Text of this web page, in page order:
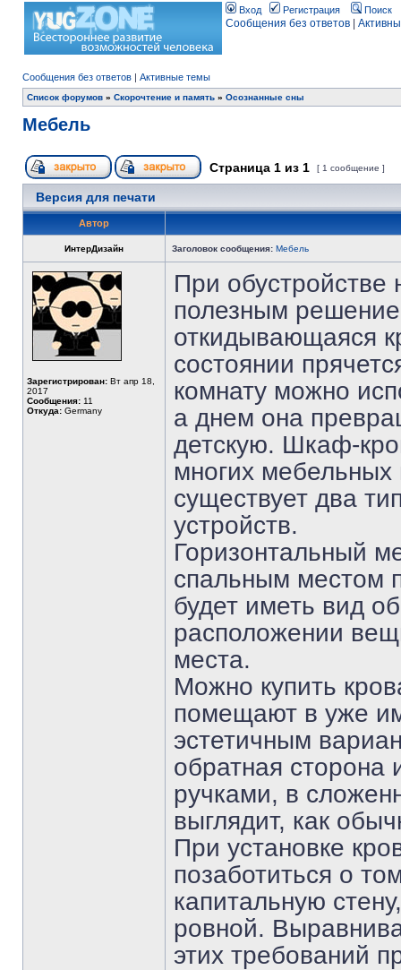
Вход Регистрация Поиск
Сообщения без ответов
Сообщения без ответов | Активные темы
Список форумов » Скорочтение и память » Осознанные сны
Мебель
Страница 1 из 1 [ 1 сообщение ]
Версия для печати
Автор
ИнтерДизайн Заголовок сообщения: Мебель
Зарегистрирован: Вт апр 18,
2017
Сообщения: 11
Откуда: Germany
При
полезным
откидывающаяся
состоянии
комнату можно
а днем она
детскую. Шкаф-
многих мебельных
существует два
устройств.
Горизонтальный
спальным местом
будет иметь вид
расположении
места.
Можно купить
помещают в уже
эстетичным
обратная
ручками, в
выглядит, как
При установке
позаботиться о
капитальную
ровной.
этих требований